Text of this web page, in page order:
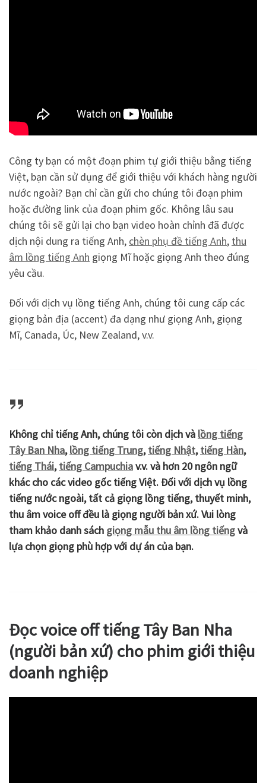
Công ty bạn có một đoạn phim tự giới thiệu bằng tiếng
Việt, bạn cần sử dụng để giới thiệu với khách hàng người
nước ngoài? Bạn chỉ cần gửi cho chúng tôi đoạn phim
hoặc đường link của đoạn phim gốc. Không lâu sau
chúng tôi sẽ gửi lại cho bạn video hoàn chỉnh đã được
dịch nội dung ra tiếng Anh, chèn phụ đề tiếng Anh, thu
âm lồng tiếng Anh giọng Mĩ hoặc giọng Anh theo đúng
yêu cầu.
Đối với dịch vụ lồng tiếng Anh, chúng tôi cung cấp các
giọng bản địa (accent) đa dạng như giọng Anh, giọng
Mĩ, Canada, Úc, New Zealand, v.v.
Không chỉ tiếng Anh, chúng tôi còn dịch và lồng tiếng
Tây Ban Nha,lồng tiếng Trung,tiếng Nhật,tiếng Hàn,
tiếng Thái,tiếng Campuchiav.v. và hơn 20 ngôn ngữ
khác cho các video gốc tiếng Việt. Đối với dịch vụ lồng
tiếng nước ngoài, tất cả giọng lồng tiếng, thuyết minh,
thu âm voice off đều là giọng người bản xứ. Vui lòng
tham khảo danh sách giọng mẫu thu âm lồng tiếngvà
lựa chọn giọng phù hợp với dự án của bạn.
Đọc voice off tiếng Tây Ban Nha
(người bản xứ) cho phim giới thiệu
doanh nghiệp